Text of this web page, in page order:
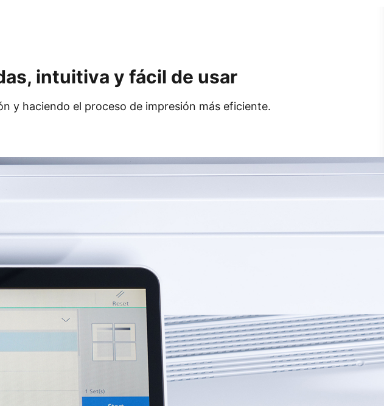
intuitiva y fácil de usar
y haciendo el proceso de impresión más eficiente.